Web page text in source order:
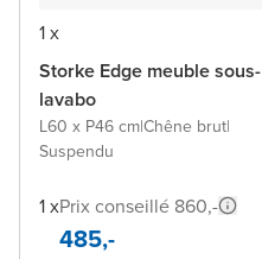
1 x
Storke Edge meuble sous-
lavabo
L60 x P46 cm|Chêne brut|
Suspendu
1 xPrix conseillé 860,-
485,-